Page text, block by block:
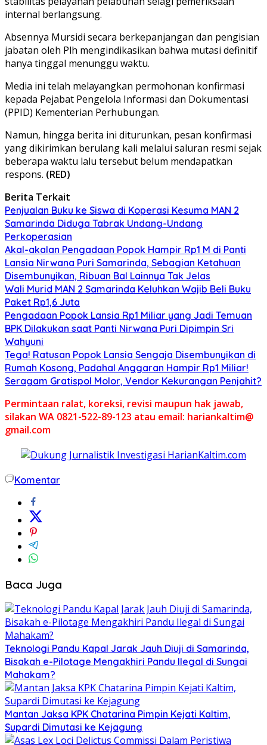
internal berlangsung.
Absennya Mursidi secara berkepanjangan dan pengisian
jabatan oleh Plh mengindikasikan bahwa mutasi definitif
hanya tinggal menunggu waktu.
Media ini telah melayangkan permohonan konfirmasi
kepada Pejabat Pengelola Informasi dan Dokumentasi
(PPID) Kementerian Perhubungan.
​Namun, hingga berita ini diturunkan, pesan konfirmasi
yang dikirimkan berulang kali melalui saluran resmi sejak
beberapa waktu lalu tersebut belum mendapatkan
respons. (RED)
Berita Terkait
Penjualan Buku ke Siswa di Koperasi Kesuma MAN 2
Samarinda Diduga Tabrak Undang-Undang
Perkoperasian
Akal-akalan Pengadaan Popok Hampir Rp1 M di Panti
Lansia Nirwana Puri Samarinda, Sebagian Ketahuan
Disembunyikan, Ribuan Bal Lainnya Tak Jelas
Wali Murid MAN 2 Samarinda Keluhkan Wajib Beli Buku
Paket Rp1,6 Juta
Pengadaan Popok Lansia Rp1 Miliar yang Jadi Temuan
BPK Dilakukan saat Panti Nirwana Puri Dipimpin Sri
Wahyuni
Tega! Ratusan Popok Lansia Sengaja Disembunyikan di
Rumah Kosong, Padahal Anggaran Hampir Rp1 Miliar!
Seragam Gratispol Molor, Vendor Kekurangan Penjahit?
Permintaan ralat, koreksi, revisi maupun hak jawab,
silakan WA 0821-522-89-123 atau email: hariankaltim@
gmail.com
Komentar
Baca Juga
Teknologi Pandu Kapal Jarak Jauh Diuji di Samarinda,
Bisakah e-Pilotage Mengakhiri Pandu Ilegal di Sungai
Mahakam?
Mantan Jaksa KPK Chatarina Pimpin Kejati Kaltim,
Supardi Dimutasi ke Kejagung